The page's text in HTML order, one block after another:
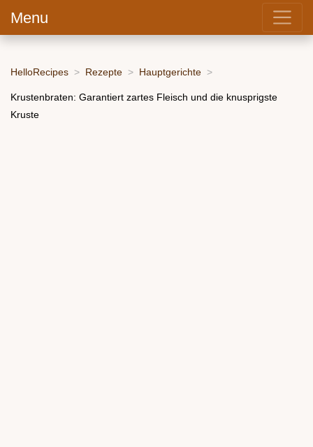
Menu
HelloRecipes Rezepte Hauptgerichte
Krustenbraten: Garantiert zartes Fleisch und die knusprigste
Kruste